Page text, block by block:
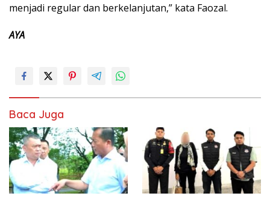
menjadi regular dan berkelanjutan,” kata Faozal.
AYA
Baca Juga